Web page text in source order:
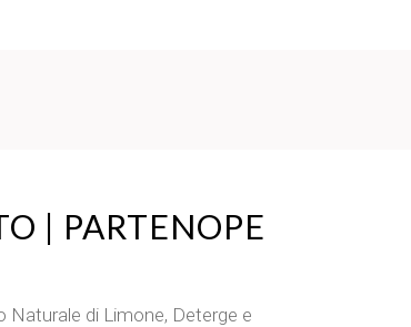
| PARTENOPE
Naturale di Limone, Deterge e